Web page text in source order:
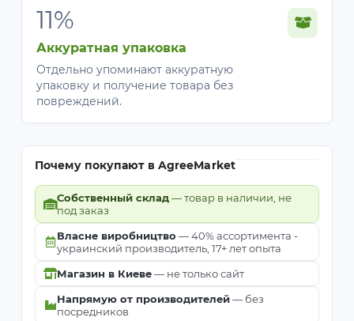
11%
Аккуратная упаковка
Отдельно упоминают аккуратную
упаковку и получение товара без
повреждений.
Почему покупают в AgreeMarket
Собственный склад— товар в наличии, не
под заказ
Власне виробництво — 40% ассортимента -
украинский производитель, 17+ лет опыта
Магазин в Киеве— не только сайт
Напрямую от производителей— без
посредников